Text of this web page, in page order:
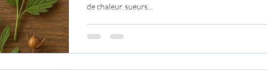
de chaleur, sueurs...